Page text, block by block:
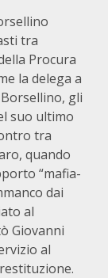
tra
Procura
la delega a
gli
suo ultimo
tra
quando
“mafia-
dai
al
Giovanni
al